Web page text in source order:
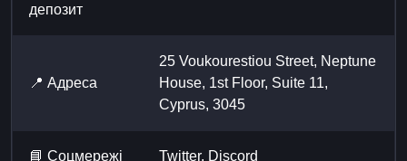
депозит
📍 Адреса
25 Voukourestiou Street, Neptune
House, 1st Floor, Suite 11,
Cyprus, 3045
📘 Cоцмережі Twitter, Discord